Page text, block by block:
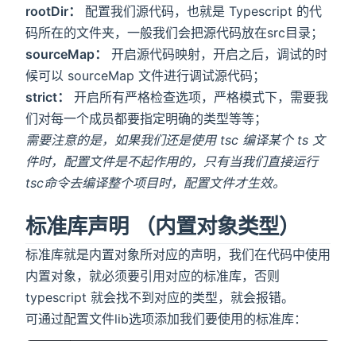
rootDir：
配置我们源代码，也就是 Typescript 的代
码所在的文件夹，一般我们会把源代码放在src目录；
sourceMap：
开启源代码映射，开启之后，调试的时
候可以 sourceMap 文件进行调试源代码；
strict：
开启所有严格检查选项，严格模式下，需要我
们对每一个成员都要指定明确的类型等等；
需要注意的是，如果我们还是使用 tsc 编译某个 ts 文
件时，配置文件是不起作用的，只有当我们直接运行
tsc命令去编译整个项目时，配置文件才生效。
标准库声明 （内置对象类型）
标准库就是内置对象所对应的声明，我们在代码中使用
内置对象，就必须要引用对应的标准库，否则
typescript 就会找不到对应的类型，就会报错。
可通过配置文件lib选项添加我们要使用的标准库：